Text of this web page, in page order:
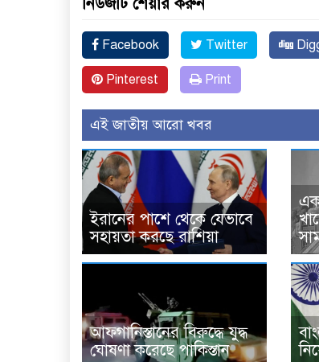
Facebook Twitter
Pinterest Print
এই জাতীয় আরো খবর
ইরানের পাশে থেকে যেভাবে
সহায়তা করছে রাশিয়া
এক
আফগানিস্তানের বিরুদ্ধে যুদ্ধ
ঘোষণা করেছে পাকিস্তান